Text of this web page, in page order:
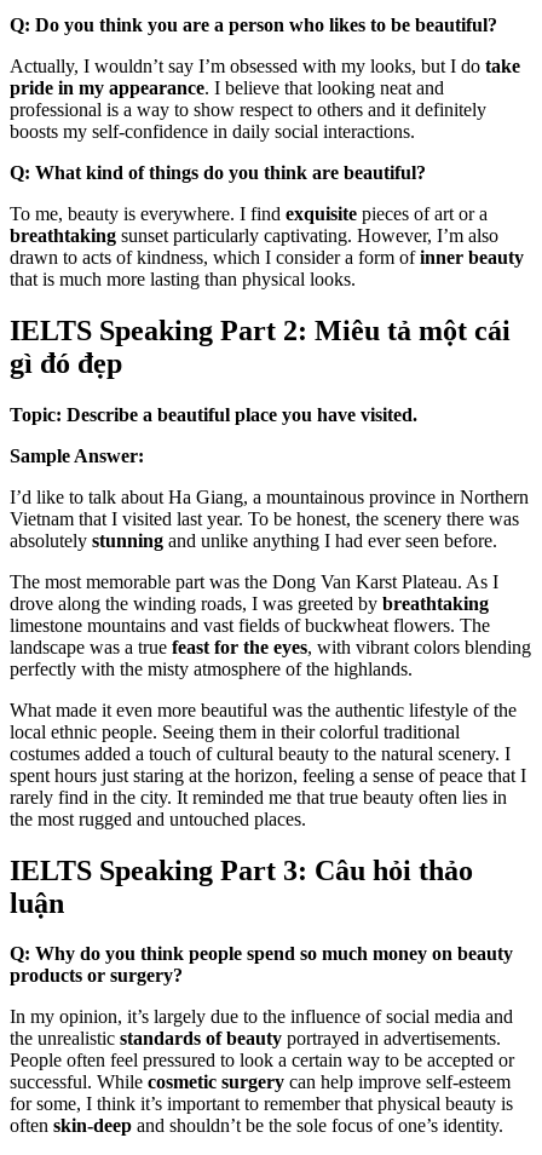
Q: Do you think you are a person who likes to be beautiful?
Actually, I wouldn’t say I’m obsessed with my looks, but I do take
pride in my appearance. I believe that looking neat and
professional is a way to show respect to others and it definitely
boosts my self-confidence in daily social interactions.
Q: What kind of things do you think are beautiful?
To me, beauty is everywhere. I find exquisite pieces of art or a
breathtaking sunset particularly captivating. However, I’m also
drawn to acts of kindness, which I consider a form ofinner beauty
that is much more lasting than physical looks.
IELTS Speaking Part 2: Miêu tả một cái
gì đó đẹp
Topic: Describe a beautiful place you have visited.
Sample Answer:
I’d like to talk about Ha Giang, a mountainous province in Northern
Vietnam that I visited last year. To be honest, the scenery there was
absolutely stunning and unlike anything I had ever seen before.
The most memorable part was the Dong Van Karst Plateau. As I
drove along the winding roads, I was greeted by breathtaking
limestone mountains and vast fields of buckwheat flowers. The
landscape was a true feast for the eyes, with vibrant colors blending
perfectly with the misty atmosphere of the highlands.
What made it even more beautiful was the authentic lifestyle of the
local ethnic people. Seeing them in their colorful traditional
costumes added a touch of cultural beauty to the natural scenery. I
spent hours just staring at the horizon, feeling a sense of peace that I
rarely find in the city. It reminded me that true beauty often lies in
the most rugged and untouched places.
IELTS Speaking Part 3: Câu hỏi thảo
luận
Q: Why do you think people spend so much money on beauty
products or surgery?
In my opinion, it’s largely due to the influence of social media and
the unrealistic standards of beauty portrayed in advertisements.
People often feel pressured to look a certain way to be accepted or
successful. While cosmetic surgery can help improve self-esteem
for some, I think it’s important to remember that physical beauty is
often skin-deep and shouldn’t be the sole focus of one’s identity.